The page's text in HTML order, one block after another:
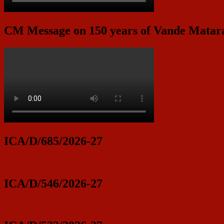
CM Message on 150 years of Vande
ICA/D/685/2026-27
ICA/D/546/2026-27